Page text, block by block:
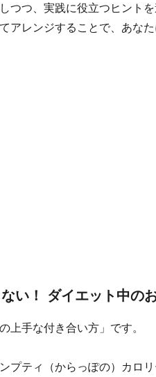
つつ、実践に役立つヒント
アレンジすることで、あな
い！ ダイエット中の
上手な付き合い方」です。
プティ（からっぽの）カロ